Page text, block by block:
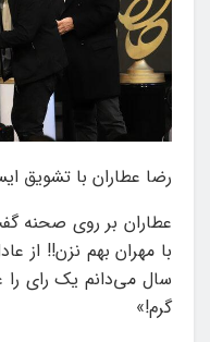
رضا عطاران با تشویق
عطاران بر روی صحنه
با مهران بهم نزن!! از
سال می‌دانم یک رای
گرم!»